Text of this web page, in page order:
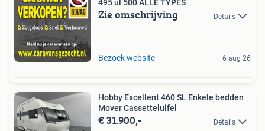
495 ul 500 ALLE TYPES
Zie omschrijving Details
Bezoek website 6 aug 26
Hobby Excellent 460 SL Enkele bedden
Mover Cassetteluifel
€ 31.900,- Details